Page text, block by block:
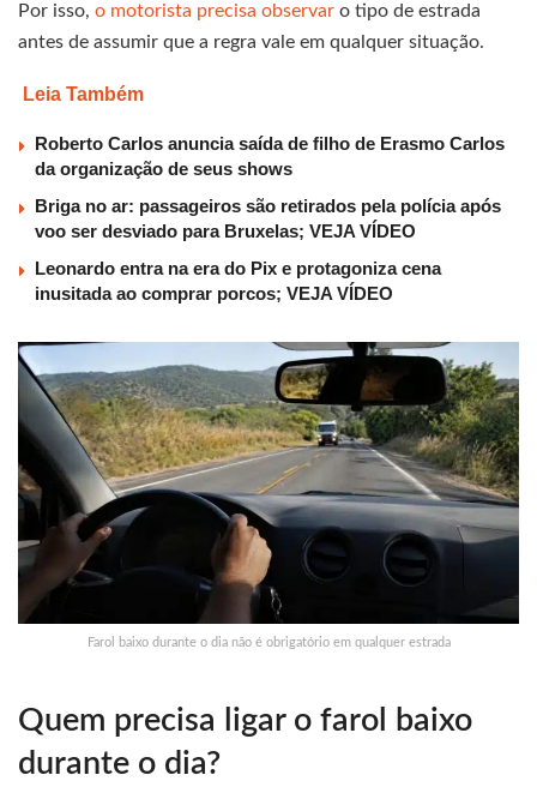
Por isso, o motorista precisa observar o tipo de estrada
antes de assumir que a regra vale em qualquer situação.
Leia Também
Roberto Carlos anuncia saída de filho de Erasmo Carlos
da organização de seus shows
Briga no ar: passageiros são retirados pela polícia após
voo ser desviado para Bruxelas; VEJA VÍDEO
Leonardo entra na era do Pix e protagoniza cena
inusitada ao comprar porcos; VEJA VÍDEO
Farol baixo durante o dia não é obrigatório em qualquer estrada
Quem precisa ligar o farol baixo
durante o dia?